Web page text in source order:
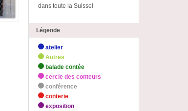
dans toute la Suisse!
Légende
atelier
Autres
balade contée
cercle des conteurs
conférence
conterie
exposition